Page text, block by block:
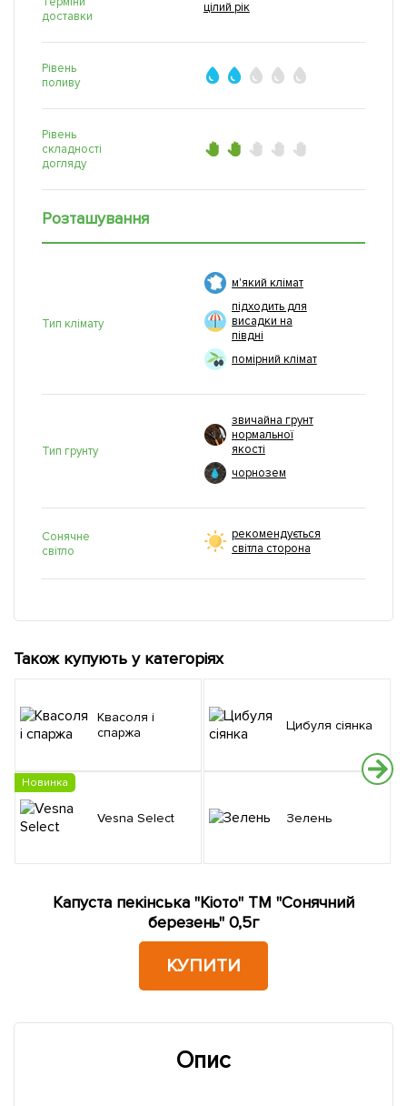
доставки
цілий рік
Рівень
поливу
Рівень
складності
догляду
Розташування
Тип клімату
м'який клімат
підходить для
висадки на
півдні
помірний клімат
Тип грунту
звичайна грунт
нормальної
якості
чорнозем
Сонячне
світло
рекомендується
світла сторона
Також купують у категоріях
Квасоля і
спаржа
Новинка
Vesna Select
Цибуля сіянка
Зелень
Капуста пекінська "Кіото" ТМ "Сонячний
березень" 0,5г
КУПИТИ
Опис